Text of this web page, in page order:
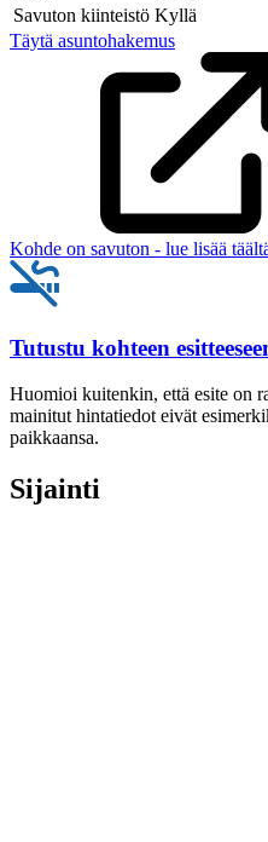
Savuton kiinteistö Kyllä
Täytä asuntohakemus
Kohde on savuton - lue lisää
Tutustu kohteen
Huomioi kuitenkin, että esite on
mainitut hintatiedot eivät
paikkaansa.
Sijainti